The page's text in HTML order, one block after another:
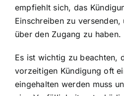
empfiehlt sich, das
Einschreiben zu
über den Zugang zu haben.
Es ist wichtig zu beachten,
vorzeitigen Kündigung oft
eingehalten werden muss